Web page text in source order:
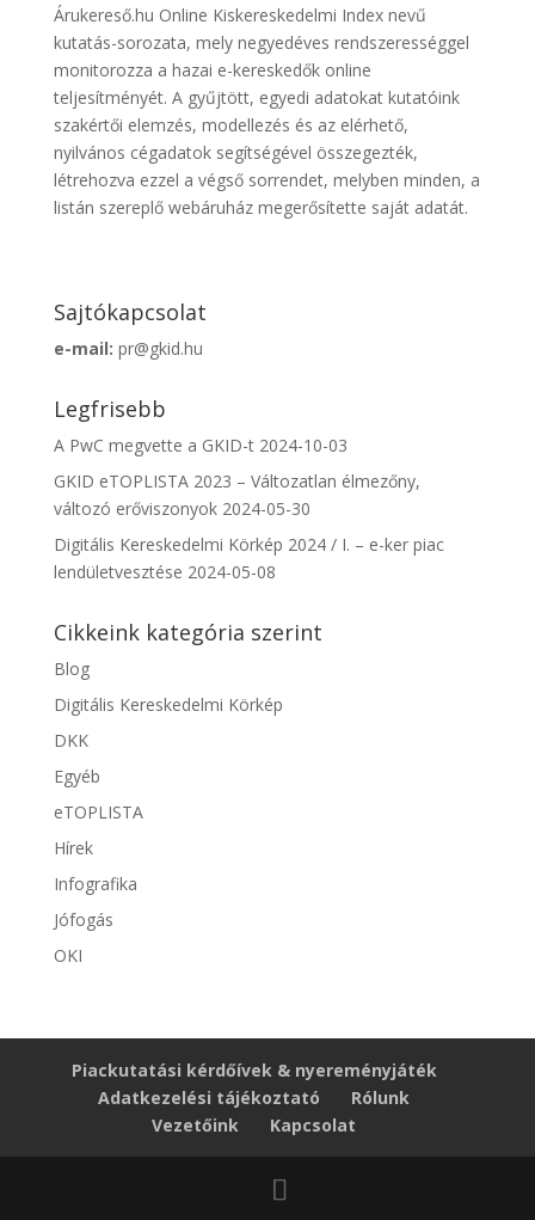
Árukereső.hu Online Kiskereskedelmi Index nevű
kutatás-sorozata, mely negyedéves rendszerességgel
monitorozza a hazai e-kereskedők online
teljesítményét. A gyűjtött, egyedi adatokat kutatóink
szakértői elemzés, modellezés és az elérhető,
nyilvános cégadatok segítségével összegezték,
létrehozva ezzel a végső sorrendet, melyben minden, a
listán szereplő webáruház megerősítette saját adatát.
Sajtókapcsolat
e-mail: pr@gkid.hu
Legfrisebb
A PwC megvette a GKID-t 2024-10-03
GKID eTOPLISTA 2023 – Változatlan élmezőny,
változó erőviszonyok 2024-05-30
Digitális Kereskedelmi Körkép 2024 / I. – e-ker piac
lendületvesztése 2024-05-08
Cikkeink kategória szerint
Blog
Digitális Kereskedelmi Körkép
DKK
Egyéb
eTOPLISTA
Hírek
Infografika
Jófogás
OKI
Piackutatási kérdőívek & nyereményjáték
Adatkezelési tájékoztató
Rólunk
Vezetőink
Kapcsolat